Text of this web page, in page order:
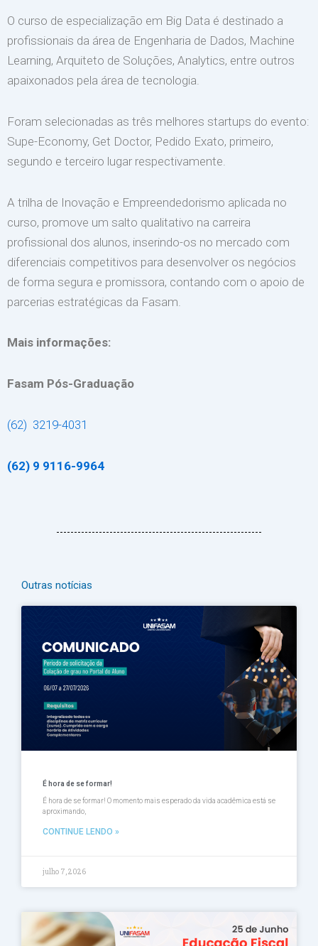
O curso de especialização em Big Data é destinado a
profissionais da área de Engenharia de Dados, Machine
Learning, Arquiteto de Soluções, Analytics, entre outros
apaixonados pela área de tecnologia.
Foram selecionadas as três melhores startups do evento:
Supe-Economy, Get Doctor, Pedido Exato, primeiro,
segundo e terceiro lugar respectivamente.
A trilha de Inovação e Empreendedorismo aplicada no
curso, promove um salto qualitativo na carreira
profissional dos alunos, inserindo-os no mercado com
diferenciais competitivos para desenvolver os negócios
de forma segura e promissora, contando com o apoio de
parcerias estratégicas da Fasam.
Mais informações:
Fasam Pós-Graduação
(62) 3219-4031
(62) 9 9116-9964
Outras notícias
É hora de se formar!
É hora de se formar! O momento mais esperado da vida acadêmica está se
aproximando,
CONTINUE LENDO »
julho 7, 2026
PáginaPágina
PáginaPágina